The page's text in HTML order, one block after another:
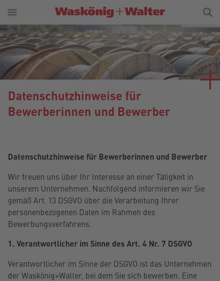
Datenschutzhinweise für
Bewerberinnen und Bewerber
Datenschutzhinweise für Bewerberinnen und Bewerber
Wir freuen uns über Ihr Interesse an einer Tätigkeit in
unserem Unternehmen. Nachfolgend informieren wir Sie
gemäß Art. 13 DSGVO über die Verarbeitung Ihrer
personenbezogenen Daten im Rahmen des
Bewerbungsverfahrens.
1. Verantwortlicher im Sinne des Art. 4 Nr. 7 DSGVO
Verantwortlicher im Sinne der DSGVO ist das Unternehmen
der Waskönig+Walter, bei dem Sie sich bewerben. Eine